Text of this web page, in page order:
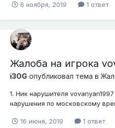
6 ноября, 2019
1 ответ
Жалоба на игрока
i3OG опубликовал тема в
1. Ник нарушителя
нарушения по московскому
обиженному понизили рейтинг
16 июня, 2019 1 ответ